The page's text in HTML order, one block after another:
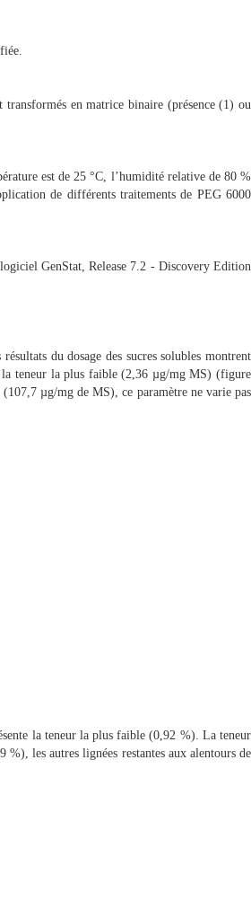
en matrice binaire (présence (1) ou
est de 25 °C, l’humidité relative de 80 %
de différents traitements de PEG 6000
GenStat, Release 7.2 - Discovery Edition
du dosage des sucres solubles montrent
teneur la plus faible (2,36 µg/mg MS) (figure
µg/mg de MS), ce paramètre ne varie pas
la teneur la plus faible (0,92 %). La teneur
les autres lignées restantes aux alentours de